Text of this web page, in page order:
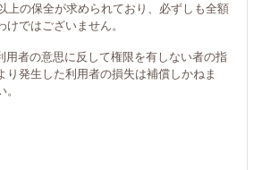
上の保全が求められており、必ずしも全額
ではございません。
用者の意思に反して権限を有しない者の指
り発生した利用者の損失は補償しかねま